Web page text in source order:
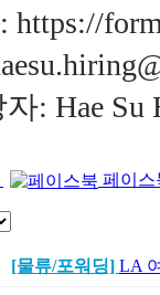
https://
: Hae Su
페이스
[물류/포워딩] LA